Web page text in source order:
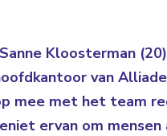
Kloosterman
van
mee met het team
ervan om